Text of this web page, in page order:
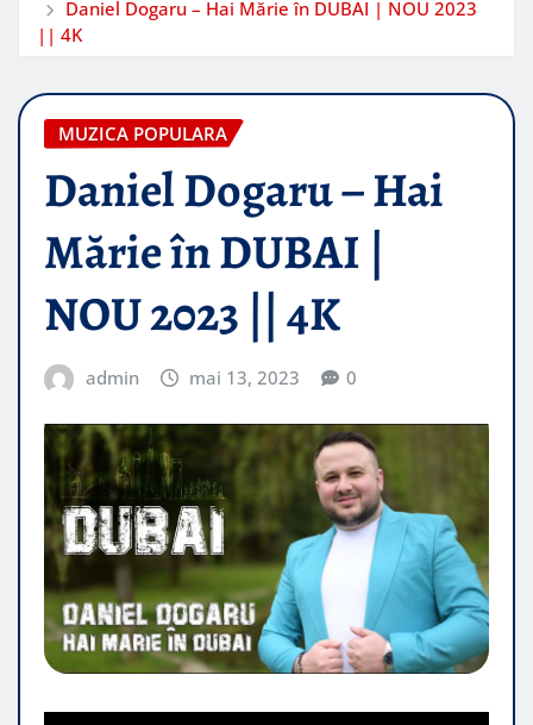
Daniel Dogaru – Hai Mărie în DUBAI | NOU 2023
|| 4K
MUZICA POPULARA
Daniel Dogaru – Hai
Mărie în DUBAI |
NOU 2023 || 4K
admin mai 13, 2023 0